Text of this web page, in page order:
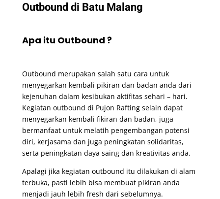
Outbound di Batu Malang
Apa itu Outbound ?
Outbound merupakan salah satu cara untuk
menyegarkan kembali pikiran dan badan anda dari
kejenuhan dalam kesibukan aktifitas sehari – hari.
Kegiatan outbound di Pujon Rafting selain dapat
menyegarkan kembali fikiran dan badan, juga
bermanfaat untuk melatih pengembangan potensi
diri, kerjasama dan juga peningkatan solidaritas,
serta peningkatan daya saing dan kreativitas anda.
Apalagi jika kegiatan outbound itu dilakukan di alam
terbuka, pasti lebih bisa membuat pikiran anda
menjadi jauh lebih fresh dari sebelumnya.